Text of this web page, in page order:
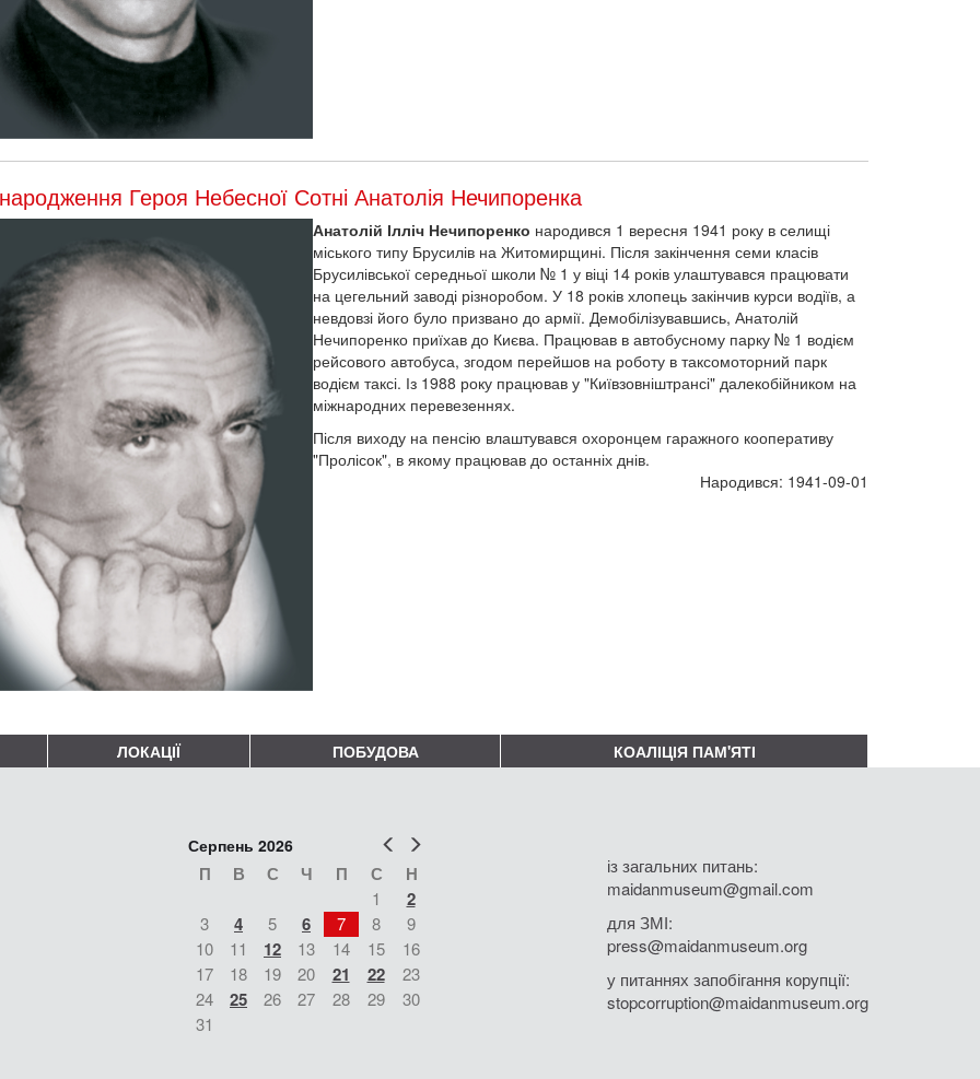
Героя Небесної Сотні Анатолія Нечипоренка
Анатолій Ілліч Нечипоренко народився 1 вересня 1941 року в селищі
міського типу Брусилів на Житомирщині. Після закінчення семи класів
Брусилівської середньої школи № 1 у віці 14 років улаштувався працювати
на цегельний заводі різноробом. У 18 років хлопець закінчив курси водіїв, а
невдовзі його було призвано до армії. Демобілізувавшись, Анатолій
Нечипоренко приїхав до Києва. Працював в автобусному парку № 1 водієм
рейсового автобуса, згодом перейшов на роботу в таксомоторний парк
водієм таксі. Із 1988 року працював у "Київзовніштрансі" далекобійником на
міжнародних перевезеннях.
Після виходу на пенсію влаштувався охоронцем гаражного кооперативу
"Пролісок", в якому працював до останніх днів.
Народився: 1941-09-01
ЛОКАЦІЇ ПОБУДОВА КОАЛІЦІЯ ПАМ'ЯТІ
Попер
Серпень 2026
П В С Ч П С Н
1 2
3 4 5 6 7 8
9
10
11 12 13 14 15
16
17
18 19 20 21 22
23
24
25 26 27 28 29
30
31
із загальних питань:
maidanmuseum@gmail.com
для ЗМІ:
press@maidanmuseum.org
у питаннях запобігання корупції:
stopcorruption@maidanmuseum.org